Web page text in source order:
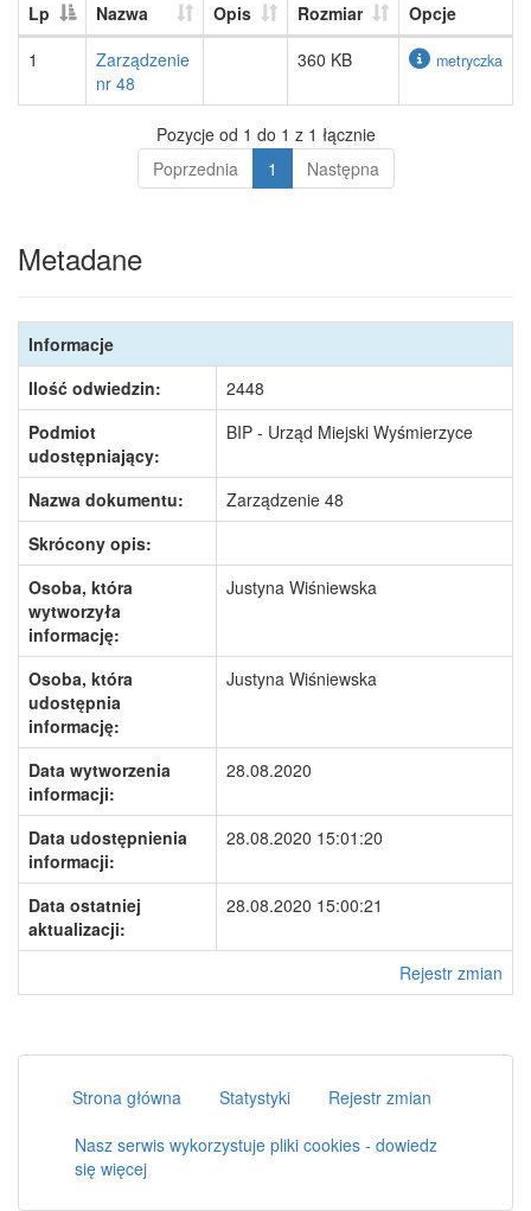
Lp Nazwa Opis Rozmiar
Opcje
1
Zarządzenie
nr 48
360 KB metryczka
Pozycje od 1 do 1 z 1 łącznie
Poprzednia
1 Następna
Metadane
Informacje
Ilość odwiedzin:
2448
Podmiot
udostępniający:
BIP - Urząd Miejski Wyśmierzyce
Nazwa dokumentu:
Zarządzenie 48
Skrócony opis:
Osoba, która
wytworzyła
informację:
Justyna Wiśniewska
Osoba, która
udostępnia
informację:
Justyna Wiśniewska
Data wytworzenia
informacji:
28.08.2020
Data udostępnienia
informacji:
28.08.2020 15:01:20
Data ostatniej
aktualizacji:
28.08.2020 15:00:21
Rejestr zmian
Strona główna Statystyki
Rejestr zmian
Nasz serwis wykorzystuje pliki cookies - dowiedz
się więcej